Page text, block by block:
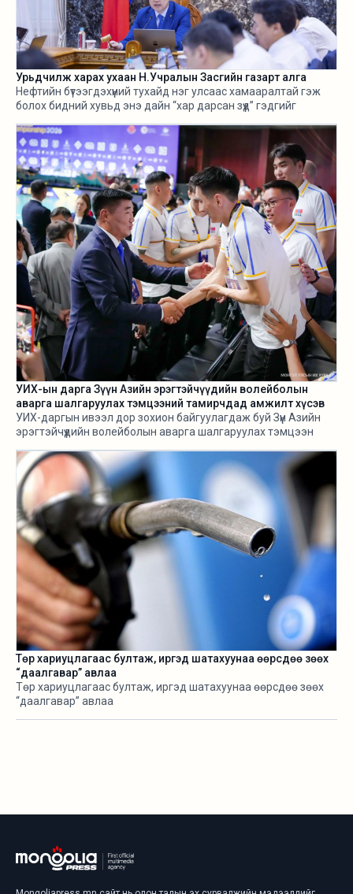
Урьдчилж харах ухаан Н.Учралын Засгийн газарт алга
Нефтийн бүтээгдэхүүний тухайд нэг улсаас хамааралтай гэж
болох бидний хувьд энэ дайн “хар дарсан зүүд” гэдгийг
бүхнийг бодитой тооцож, болзошгүй эрсдэл, хүндрэлийг
урьдчилж харж, хариу арга хэмжээ авах ухаан Н.Учралын
Засгийн газарт ч алга.
УИХ-ын дарга Зүүн Азийн эрэгтэйчүүдийн волейболын
аварга шалгаруулах тэмцээний тамирчдад амжилт хүсэв
УИХ-даргын ивээл дор зохион байгуулагдаж буй Зүүн Азийн
эрэгтэйчүүдийн волейболын аварга шалгаруулах тэмцээн
Төр хариуцлагаас бултаж, иргэд шатахуунаа өөрсдөө зөөх
“даалгавар” авлаа
Төр хариуцлагаас бултаж, иргэд шатахуунаа өөрсдөө зөөх
“даалгавар” авлаа